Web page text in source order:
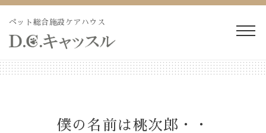
Skip
content
ペット総合施設ケアハウス
ペットホテル・長期預か
長期療養ケア
僕の名前は桃次郎・・